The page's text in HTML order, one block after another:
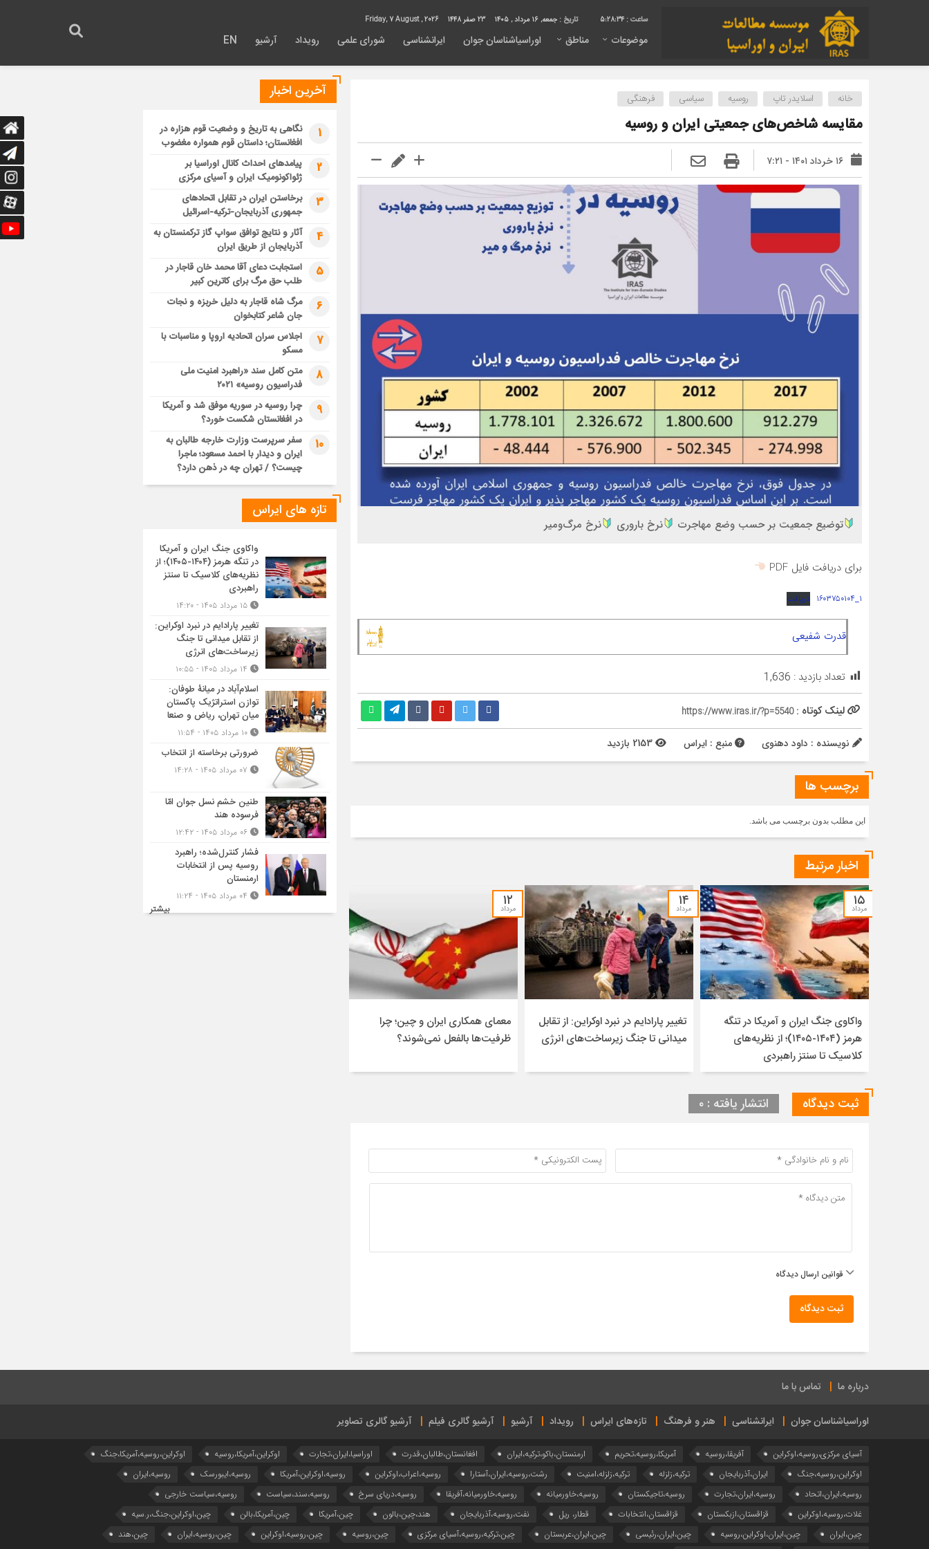
5:28:34 تاریخ : جمعه, ۱۶ مرداد , ۱۴۰۵ 23 صفر 1448
موضوعات مناطق اوراسیاشناسان جوان ایرانشناسی شورای علمی رویداد آرشیو EN
خانه اسلایدر تاپ روسیه سیاسی فرهنگی
مقایسه شاخص‌های جمعیتی ایران و روسیه
۱۶ خرداد ۱۴۰۱ - ۷:۲۱
توضیع جمعیت بر حسب وضع مهاجرت نرخ باروری نرخ مرگ‌و‌میر
برای دریافت فایل PDF
۱_۱۶۰۳۷۵۰۱۰۴ دریافت
قدرت شفیعی
تعداد بازدید : 1,636
لینک کوتاه :https://www.iras.ir/?p=5540
نویسنده : داود دهنوی منبع : ایراس
برچسب ها
این مطلب بدون برچسب می باشد.
اخبار مرتبط
۱۵
مرداد
واکاوی جنگ ایران و آمریکا در تنگه
هرمز (۱۴۰۴-۱۴۰۵)؛ از نظریه‌های
کلاسیک تا سنتز راهبردی
۱۴
مرداد
تغییر پارادایم در نبرد اوکراین: از تقابل
میدانی تا جنگ زیرساخت‌های انرژی
۱۲
مرداد
معمای همکاری ایران و چین؛ چرا
ظرفیت‌ها بالفعل نمی‌شوند؟
ثبت دیدگاه انتشار یافته : ۰
قوانین ارسال دیدگاه
ثبت دیدگاه
آخرین اخبار
1
نگاهی به تاریخ و وضعیت قوم هزاره در
افغانستان؛ داستان قوم همواره مغضوب
2
پیامدهای احداث کانال اوراسیا بر
ژئواکونومیک ایران و آسیای مرکزی
3
برخاستن ایران در تقابل اتحادهای
جمهوری آذربایجان-ترکیه-اسرائیل
4
آثار و نتایج توافق سواپ گاز ترکمنستان به
آذربایجان از طریق ایران
5
استجابت دعای آقا محمد خان قاجار در
طلب حق مرگ برای کاترین کبیر
6
مرگ شاه قاجار به دلیل خربزه و نجات
جان شاعر کتابخوان
7
اجلاس سران اتحادیه اروپا و مناسبات با
مسکو
8
متن کامل سند «راهبرد امنیت ملی
فدراسیون روسیه» ۲۰۲۱
9
چرا روسیه در سوریه موفق شد و آمریکا
در افغانستان شکست خورد؟
10
سفر سرپرست وزارت خارجه طالبان به
ایران و دیدار با احمد مسعود؛ ماجرا
چیست؟ / تهران چه در ذهن دارد؟
تازه های ایراس
واکاوی جنگ ایران و آمریکا
در تنگه هرمز (۱۴۰۴-۱۴۰۵)؛ از
نظریه‌های کلاسیک تا سنتز
راهبردی
تغییر پارادایم در نبرد اوکراین:
از تقابل میدانی تا جنگ
زیرساخت‌های انرژی
اسلام‌آباد در میانۀ طوفان:
توازن استراتژیک پاکستان
میان تهران، ریاض و صنعا
ضرورتی برخاسته از انتخاب
طنین خشم نسل جوان امّا
فرسوده هند
فشار کنترل‌شده؛ راهبرد
روسیه پس از انتخابات
ارمنستان
بیشتر
درباره ما تماس با ما
اوراسیاشناسان جوان ایرانشناسی هنر و فرهنگ تازه‌های ایراس رویداد آرشیو آرشیو گالری فیلم آرشیو گالری تصاویر
آسیای مرکزی،روسیه،اوکراین آفریقا،روسیه آمریکا،روسیه،تحریم ارمنستان،باکو،ترکیه،ایران افغانستان،طالبان،قدرت اوراسیا،ایران،تجارت اوکراین،آمریکا،روسیه
اوکراین،روسیه،آمریکا،جنگ
اوکراین،روسیه،جنگ
ایران،آذربایجان ترکیه،زلزله ترکیه،زلزله،امنیت رشت،روسیه،ایران،آستارا روسیه،اعراب،اوکراین روسیه،اوکراین،آمریکا روسیه،ایبورسک
روسیه،ایران
روسیه،ایران،اتحاد
روسیه،ایران،تجارت روسیه،تاجیکستان روسیه،خاورمیانه روسیه،خاورمیانه،آفریقا روسیه،دریای سرخ روسیه،سند،سیاست
روسیه،سیاست خارجی
غلات،روسیه،اوکراین
قزاقستان،ازبکستان قزاقستان،انتخابات قطار، ریل نفت،روسیه،آذربایجان هند،چین،بالون چین،آمریکا چین،آمریکا،بالن
چین،اوکراین،جنگ،ر.سیه
چین،ایران
چین،ایران،اوکراین،روسیه چین،ایران،رئیسی چین،ایران،عربستان چین،ترکیه،روسیه،آسیای مرکزی چین،روسیه چین،روسیه،اوکراین چین،روسیه،ایران
چین،هند